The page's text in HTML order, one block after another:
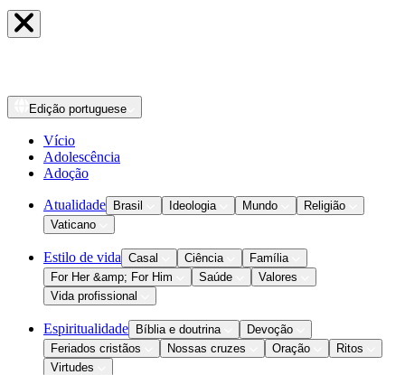
Edição portuguese
Vício
Adolescência
Adoção
Atualidade Brasil Ideologia Mundo
Religião
Vaticano
Estilo de vida Casal Ciência
Família
For Her &amp; For Him
Saúde
Valores
Vida profissional
Espiritualidade Bíblia e doutrina
Devoção
Feriados cristãos
Nossas cruzes Oração
Ritos
Virtudes